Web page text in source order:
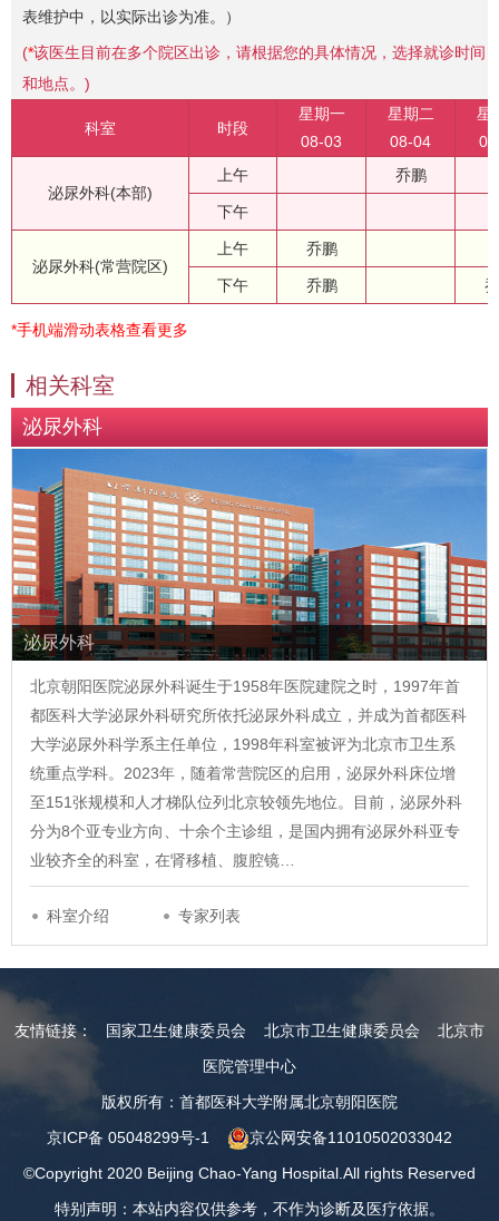
表维护中，以实际出诊为准。）
(*该医生目前在多个院区出诊，请根据您的具体情况，选择就诊时间
和地点。)
科室 时段
星期一
08-03
星期二
08-04
星
泌尿外科(本部)
上午 乔鹏
下午
泌尿外科(常营院区)
上午 乔鹏
下午 乔鹏
*手机端滑动表格查看更多
相关科室
泌尿外科
泌尿外科
北京朝阳医院泌尿外科诞生于1958年医院建院之时，1997年首
都医科大学泌尿外科研究所依托泌尿外科成立，并成为首都医科
大学泌尿外科学系主任单位，1998年科室被评为北京市卫生系
统重点学科。2023年，随着常营院区的启用，泌尿外科床位增
至151张规模和人才梯队位列北京较领先地位。目前，泌尿外科
分为8个亚专业方向、十余个主诊组，是国内拥有泌尿外科亚专
业较齐全的科室，在肾移植、腹腔镜…
科室介绍 专家列表
友情链接： 国家卫生健康委员会 北京市卫生健康委员会
北京市
医院管理中心
版权所有：首都医科大学附属北京朝阳医院
京ICP备 05048299号-1
京公网安备11010502033042
©Copyright 2020 Beijing Chao-Yang Hospital.All rights Reserved
特别声明：本站内容仅供参考，不作为诊断及医疗依据。